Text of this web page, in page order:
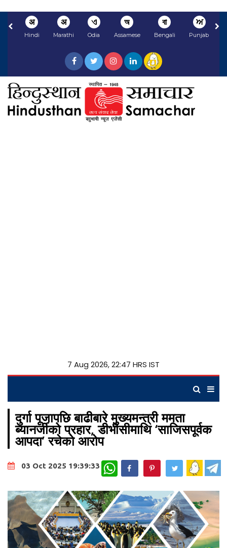
अ
Hindi
अ
Marathi
ଏ
Odia
অ
Assamese
বা
Bengali
ਅ
Punjabi
7 Aug 2026, 22:47 HRS IST
दुर्गा पूजापछि बाढीबारे मुख्यमन्त्री ममता
ब्यानर्जीको प्रहार, डीभीसीमाथि ‘साजिसपूर्वक
आपदा’ रचेको आरोप
03 Oct 2025 19:39:33 WhatsApp